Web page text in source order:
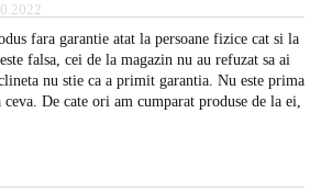
fara garantie atat la persoane fizice cat si la
falsa, cei de la magazin nu au refuzat sa ai
nu stie ca a primit garantia. Nu este prima
ceva. De cate ori am cumparat produse de la ei,